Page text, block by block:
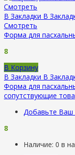
Смотреть
В Закладки В
Смотреть
Форма для
8
В Корзину
В Закладки В
Форма для
сопутствующие
Добавьте Ваш
8
Наличие: 0 в